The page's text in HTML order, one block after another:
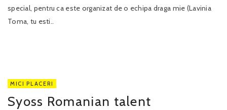
special, pentru ca este organizat de o echipa draga mie (Lavinia
Toma, tu esti..
MICI PLACERI
Syoss Romanian talent